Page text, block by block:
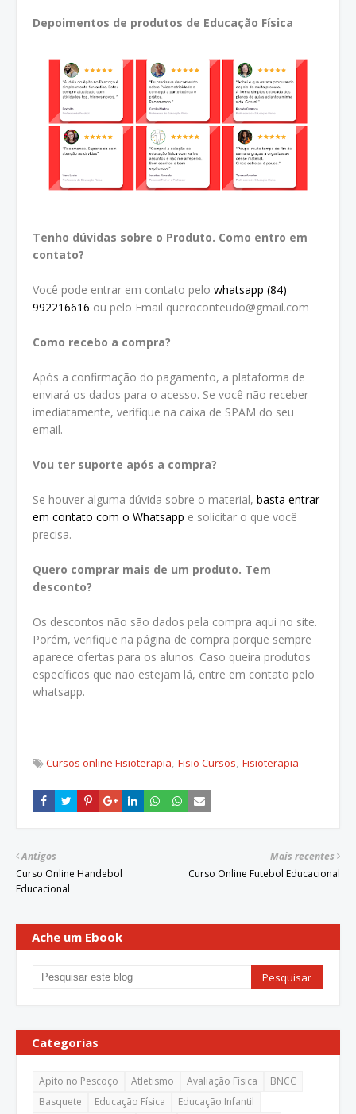
Depoimentos de produtos de Educação Física
Tenho dúvidas sobre o Produto. Como entro em
contato?
Você pode entrar em contato pelo whatsapp (84)
992216616 ou pelo Email queroconteudo@gmail.com
Como recebo a compra?
Após a confirmação do pagamento, a plataforma de
enviará os dados para o acesso. Se você não receber
imediatamente, verifique na caixa de SPAM do seu
email.
Vou ter suporte após a compra?
Se houver alguma dúvida sobre o material, basta entrar
em contato com o Whatsapp e solicitar o que você
precisa.
Quero comprar mais de um produto. Tem
desconto?
Os descontos não são dados pela compra aqui no site.
Porém, verifique na página de compra porque sempre
aparece ofertas para os alunos. Caso queira produtos
específicos que não estejam lá, entre em contato pelo
whatsapp.
Cursos online Fisioterapia Fisio Cursos Fisioterapia
Mais recentes
Curso Online Futebol Educacional
Antigos
Curso Online Handebol
Educacional
Ache um Ebook
Categorias
Apito no Pescoço Atletismo Avaliação Física
BNCC
Basquete
Educação Física
Educação Infantil